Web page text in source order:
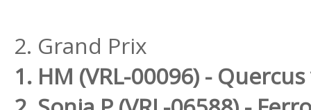
2. Grand Prix
1. HM (VRL-00096) -